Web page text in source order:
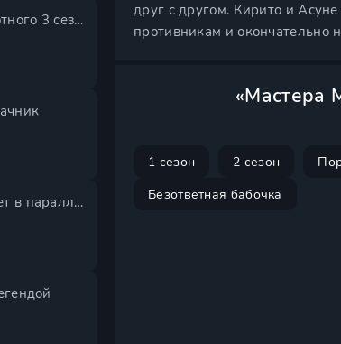
друг с другом. Кирито и
противникам и окончательно
«Мастера
1 сезон 2 сезон
Безответная бабочка
Реинкарнация безработного 3 сезон
Рыцарь-скелет вступает в параллельный мир 2 сезон